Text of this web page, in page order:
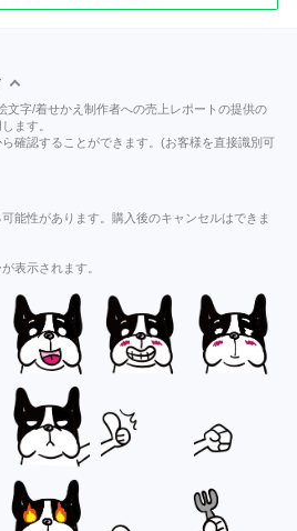
文字/着せかえ制作者への売上レポートの提供の
ます。
確認することができます。(お客様を直接識別可
能性があります。購入後のキャンセルはできま
表示されます。